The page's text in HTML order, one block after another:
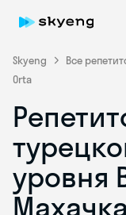
Skyeng Все
Orta
уровня
Skyeng Chat
online